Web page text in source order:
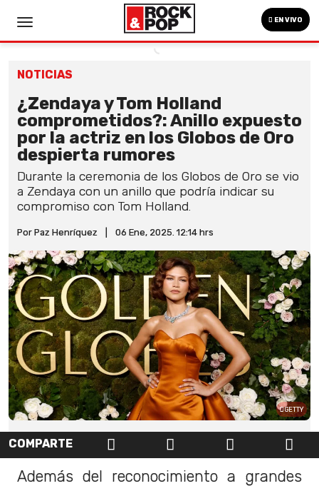
EN VIVO
NOTICIAS
¿Zendaya y Tom Holland
comprometidos?: Anillo expuesto
por la actriz en los Globos de Oro
despierta rumores
Durante la ceremonia de los Globos de Oro se vio
a Zendaya con un anillo que podría indicar su
compromiso con Tom Holland.
Por Paz Henríquez 06 Ene, 2025. 12:14 hrs
GETTY
COMPARTE
Además del reconocimiento a grandes